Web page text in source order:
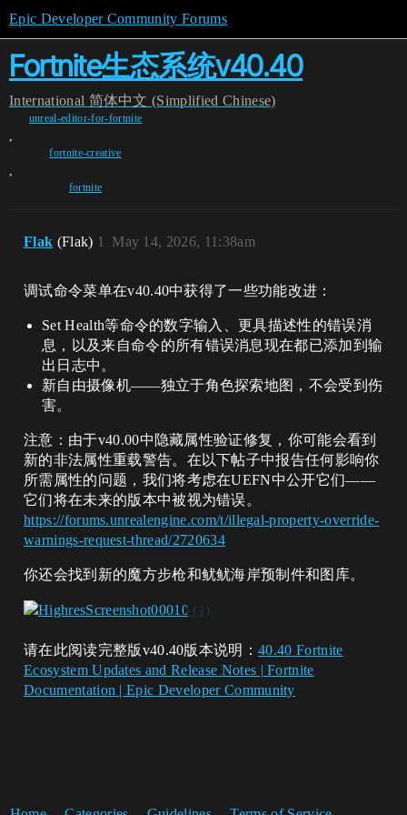
Epic Developer Community Forums
Fortnite生态系统v40.40
International 简体中文 (Simplified Chinese)
unreal-editor-for-fortnite
,
fortnite-creative
,
fortnite
Flak (Flak) May 14, 2026, 11:38am
1
调试命令菜单在v40.40中获得了一些功能改进：
Set Health等命令的数字输入、更具描述性的错误消
息，以及来自命令的所有错误消息现在都已添加到输
出日志中。
新自由摄像机——独立于角色探索地图，不会受到伤
害。
注意：由于v40.00中隐藏属性验证修复，你可能会看到
新的非法属性重载警告。在以下帖子中报告任何影响你
所需属性的问题，我们将考虑在UEFN中公开它们——
它们将在未来的版本中被视为错误。
https://forums.unrealengine.com/t/illegal-property-override-
warnings-request-thread/2720634
你还会找到新的魔方步枪和鱿鱿海岸预制件和图库。
请在此阅读完整版v40.40版本说明：40.40 Fortnite
Ecosystem Updates and Release Notes | Fortnite
Documentation | Epic Developer Community